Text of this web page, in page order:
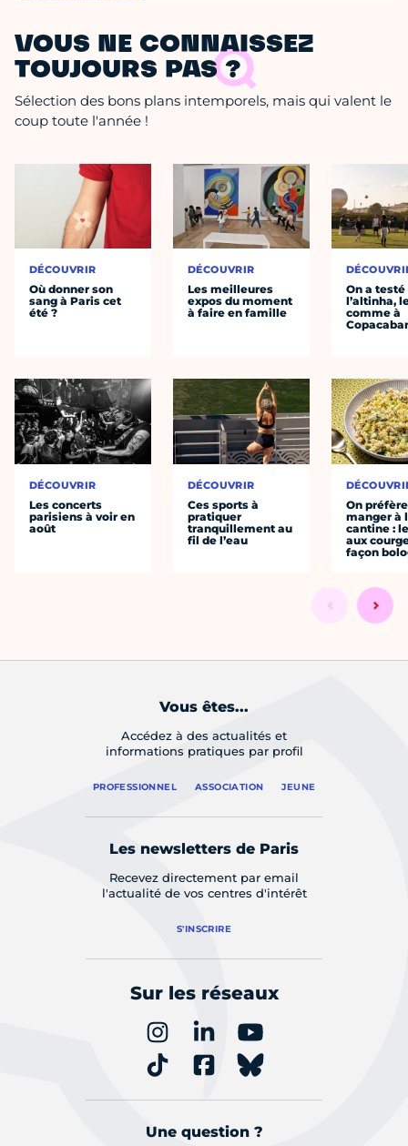
VOUS NE CONNAISSEZ
TOUJOURS PAS ?
Sélection des bons plans intemporels, mais qui valent le
coup toute l'année !
DÉCOUVRIR
Où donner son
sang à Paris cet
été ?
DÉCOUVRIR
Les concerts
parisiens à voir en
août
DÉCOUVRIR
Les meilleures
expos du moment
à faire en famille
DÉCOUVRIR
Ces sports à
pratiquer
tranquillement au
fil de l’eau
On a testé
l’altinha,
comme à
On préfère
manger à
cantine :
aux
façon
Vous êtes...
Accédez à des actualités et
informations pratiques par profil
PROFESSIONNEL ASSOCIATION JEUNE
Les newsletters de Paris
Recevez directement par email
l'actualité de vos centres d'intérêt
S'INSCRIRE
Sur les réseaux
Une question ?